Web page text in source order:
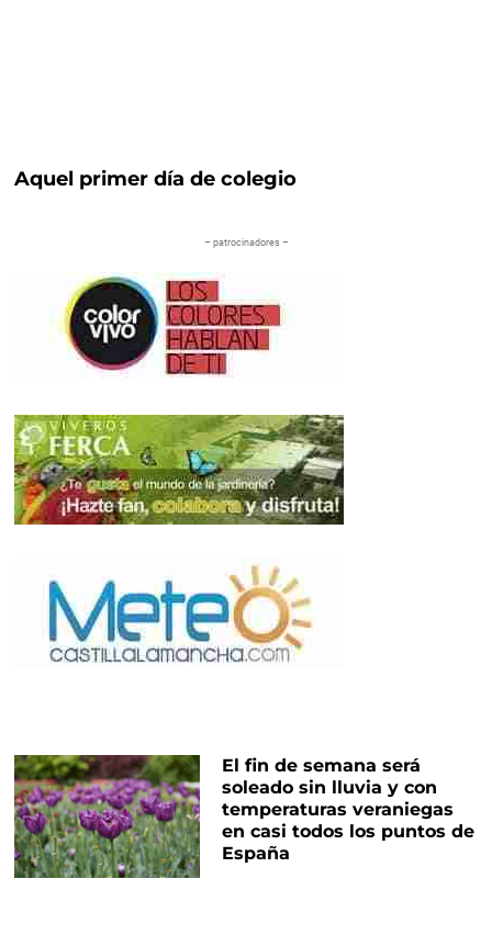
Aquel primer día de colegio
– patrocinadores –
El fin de semana será
soleado sin lluvia y con
temperaturas veraniegas
en casi todos los puntos de
España